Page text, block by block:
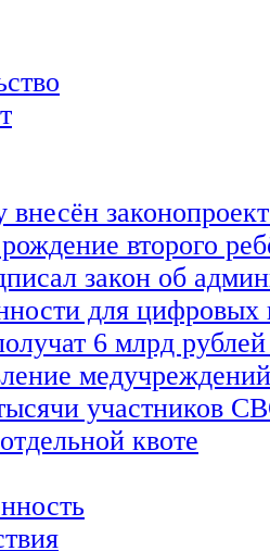
внесён
второго
закон об
для
6 млрд рублей
медучреждений
участников
квоте